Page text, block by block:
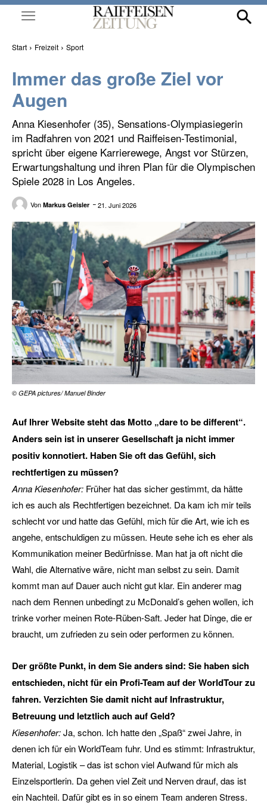
Start Freizeit Sport
Immer das große Ziel vor
Augen
Anna Kiesenhofer (35), Sensations-Olympiasiegerin
im Radfahren von 2021 und Raiffeisen-Testimonial,
spricht über eigene Karrierewege, Angst vor Stürzen,
Erwartungshaltung und ihren Plan für die Olympischen
Spiele 2028 in Los Angeles.
Von Markus Geisler 21. Juni 2026
© GEPA pictures/ Manuel Binder
Auf Ihrer Website steht das Motto „dare to be different“.
Anders sein ist in unserer Gesellschaft ja nicht immer
positiv konnotiert. Haben Sie oft das Gefühl, sich
rechtfertigen zu müssen?
Anna Kiesenhofer: Früher hat das sicher gestimmt, da hätte
ich es auch als Rechtfertigen bezeichnet. Da kam ich mir teils
schlecht vor und hatte das Gefühl, mich für die Art, wie ich es
angehe, entschuldigen zu müssen. Heute sehe ich es eher als
Kommunikation meiner Bedürfnisse. Man hat ja oft nicht die
Wahl, die Alternative wäre, nicht man selbst zu sein. Damit
kommt man auf Dauer auch nicht gut klar. Ein anderer mag
nach dem Rennen unbedingt zu McDonald’s gehen wollen, ich
trinke vorher meinen Rote-Rüben-Saft. Jeder hat Dinge, die er
braucht, um zufrieden zu sein oder performen zu können.
Der größte Punkt, in dem Sie anders sind: Sie haben sich
entschieden, nicht für ein Profi-Team auf der WorldTour zu
fahren. Verzichten Sie damit nicht auf Infrastruktur,
Betreuung und letztlich auch auf Geld?
Kiesenhofer:Ja, schon. Ich hatte den „Spaß“ zwei Jahre, in
denen ich für ein WorldTeam fuhr. Und es stimmt: Infrastruktur,
Material, Logistik – das ist schon viel Aufwand für mich als
Einzelsportlerin. Da gehen viel Zeit und Nerven drauf, das ist
ein Nachteil. Dafür gibt es in so einem Team anderen Stress.